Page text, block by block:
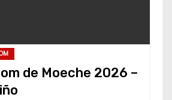
de Moeche 2026 –